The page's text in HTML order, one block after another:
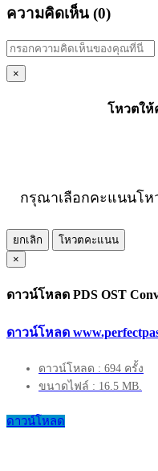
ความคิดเห็น (0)
×
โหวตใ
กรุณาเลือกคะแนนโห
ยกเลิก
โหวตคะแนน
×
ดาวน์โหลด PDS OST
ดาวน์โหลด
ดาวน์โหลด : 694 ครั้ง
ขนาดไฟล์ : 16.5 MB.
ดาวน์โหลด